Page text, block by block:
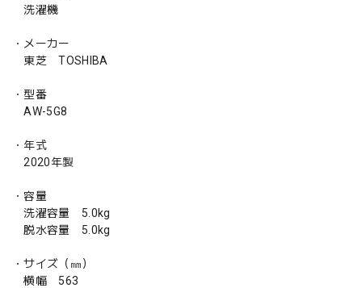
洗濯機
・メーカー
東芝 TOSHIBA
・型番
AW-5G8
・年式
2020年製
・容量
洗濯容量 5.0kg
脱水容量 5.0kg
・サイズ（㎜）
横幅 563